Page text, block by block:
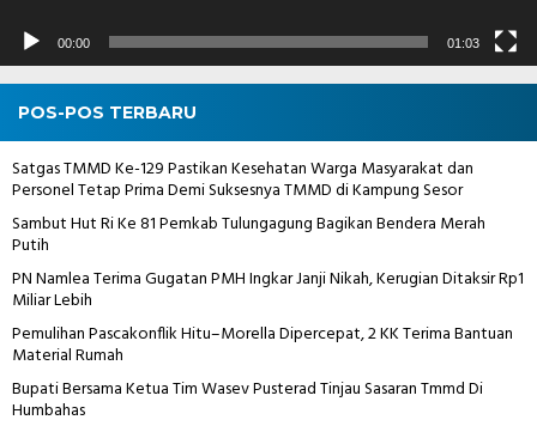
00:00 01:03
POS-POS TERBARU
Satgas TMMD Ke-129 Pastikan Kesehatan Warga Masyarakat dan
Personel Tetap Prima Demi Suksesnya TMMD di Kampung Sesor
Sambut Hut Ri Ke 81 Pemkab Tulungagung Bagikan Bendera Merah
Putih
PN Namlea Terima Gugatan PMH Ingkar Janji Nikah, Kerugian Ditaksir Rp1
Miliar Lebih
Pemulihan Pascakonflik Hitu–Morella Dipercepat, 2 KK Terima Bantuan
Material Rumah
Bupati Bersama Ketua Tim Wasev Pusterad Tinjau Sasaran Tmmd Di
Humbahas